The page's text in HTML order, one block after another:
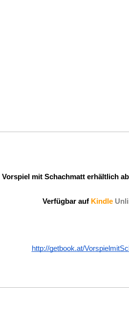
Vorspiel mit Schachmatt erhältlich
Verfügbar auf Kindle
http://getbook.at/